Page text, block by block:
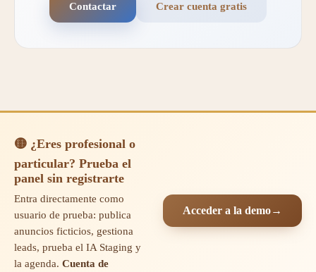
Contactar Crear cuenta gratis
🟡 ¿Eres profesional o
particular? Prueba el
panel sin registrarte
Entra directamente como
usuario de prueba: publica
anuncios ficticios, gestiona
leads, prueba el IA Staging y
la agenda. Cuenta de
Acceder a la demo→